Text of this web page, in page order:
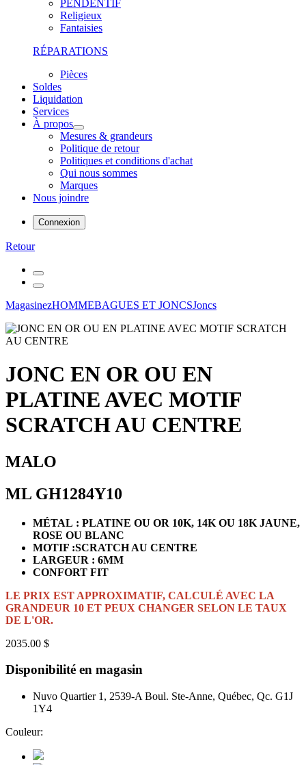
PENDENTIF
Religieux
Fantaisies
RÉPARATIONS
Pièces
Soldes
Liquidation
Services
À propos
Mesures & grandeurs
Politique de retour
Politiques et conditions d'achat
Qui nous sommes
Marques
Nous joindre
Connexion
Retour
MagasinezHOMMEBAGUES ET JONCSJoncs
JONC EN OR OU EN
PLATINE AVEC MOTIF
SCRATCH AU CENTRE
MALO
ML GH1284Y10
MÉTAL : PLATINE OU OR 10K, 14K OU 18K JAUNE,
ROSE OU BLANC
MOTIF :SCRATCH AU CENTRE
LARGEUR : 6MM
CONFORT FIT
LE PRIX EST APPROXIMATIF, CALCULÉ AVEC LA
GRANDEUR 10 ET PEUX CHANGER SELON LE TAUX
DE L'OR.
2035.00 $
Disponibilité en magasin
Nuvo Quartier 1, 2539-A Boul. Ste-Anne, Québec, Qc. G1J
1Y4
Couleur: